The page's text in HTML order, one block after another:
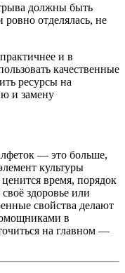
должны быть
ровно отделялась, не
и в
качественные
ресурсы на
и замену
— это больше,
культуры
время, порядок
здоровье или
свойства делают
в
на главном —